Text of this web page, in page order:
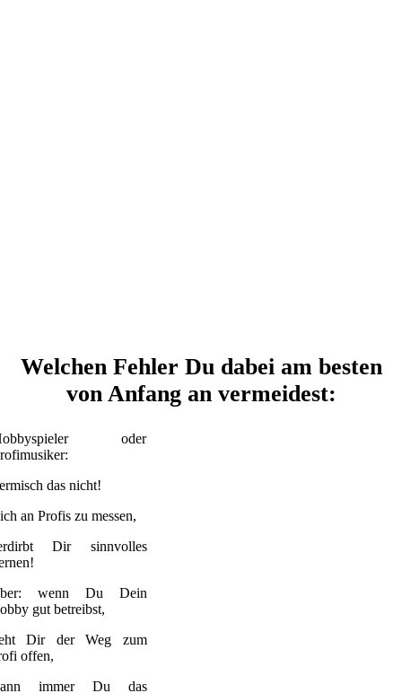
Welchen Fehler Du dabei am besten
von Anfang an vermeidest:
oder
das nicht!
an Profis zu messen,
Dir sinnvolles
wenn Du Dein
gut betreibst,
Dir der Weg zum
offen,
immer Du das